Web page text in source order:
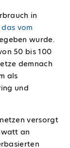
in
vom
wurde.
50 bis 100
demnach
als
und
versorgt
an